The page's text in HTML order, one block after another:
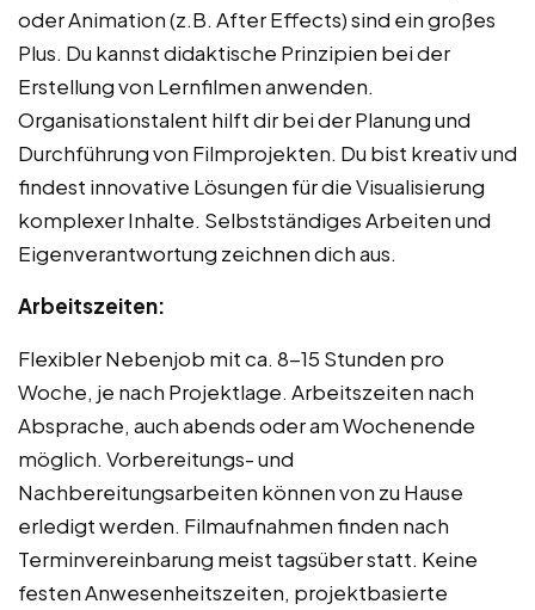
oder Animation (z.B. After Effects) sind ein großes
Plus. Du kannst didaktische Prinzipien bei der
Erstellung von Lernfilmen anwenden.
Organisationstalent hilft dir bei der Planung und
Durchführung von Filmprojekten. Du bist kreativ und
findest innovative Lösungen für die Visualisierung
komplexer Inhalte. Selbstständiges Arbeiten und
Eigenverantwortung zeichnen dich aus.
Arbeitszeiten:
Flexibler Nebenjob mit ca. 8-15 Stunden pro
Woche, je nach Projektlage. Arbeitszeiten nach
Absprache, auch abends oder am Wochenende
möglich. Vorbereitungs- und
Nachbereitungsarbeiten können von zu Hause
erledigt werden. Filmaufnahmen finden nach
Terminvereinbarung meist tagsüber statt. Keine
festen Anwesenheitszeiten, projektbasierte